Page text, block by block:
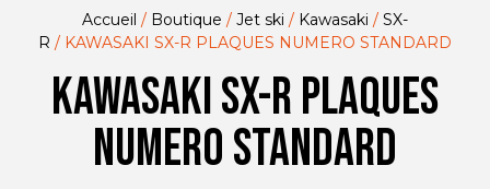
Accueil / Boutique / Jet ski / Kawasaki / SX-
R / KAWASAKI SX-R PLAQUES NUMERO STANDARD
KAWASAKI SX-R PLAQUES
NUMERO STANDARD